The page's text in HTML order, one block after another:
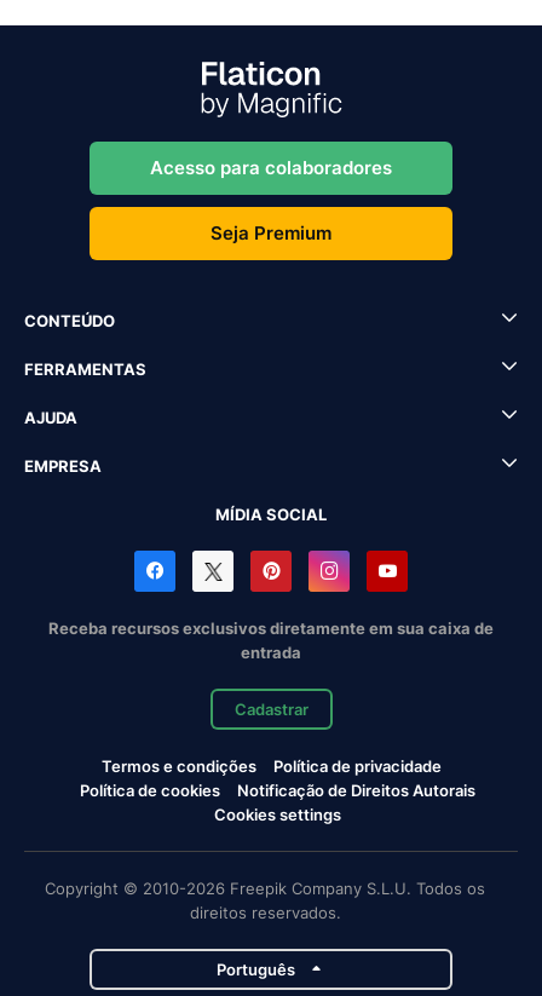
Acesso para colaboradores
Seja Premium
CONTEÚDO
FERRAMENTAS
AJUDA
EMPRESA
MÍDIA SOCIAL
Receba recursos exclusivos diretamente em sua caixa de
entrada
Cadastrar
Termos e condições
Política de privacidade
Política de cookies
Notificação de Direitos Autorais
Cookies settings
Copyright © 2010-2026 Freepik Company S.L.U. Todos os
direitos reservados.
Português